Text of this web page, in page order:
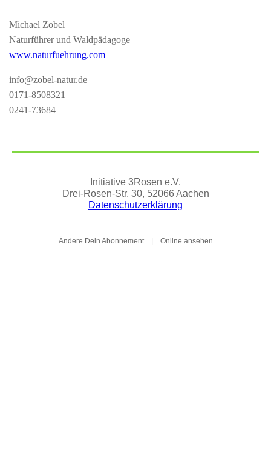
Michael Zobel
Naturführer und Waldpädagoge
www.naturfuehrung.com
info@zobel-natur.de
0171-8508321
0241-73684
Initiative 3Rosen e.V.
Drei-Rosen-Str. 30, 52066 Aachen
Datenschutzerklärung
Ändere Dein Abonnement Online ansehen